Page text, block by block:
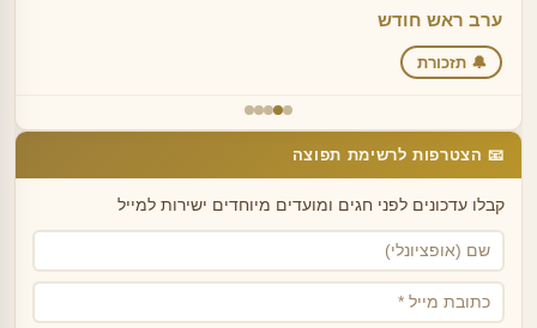
ערב ראש חודש
🔔 תזכורת
📧 הצטרפות לרשימת תפוצה
קבלו עדכונים לפני חגים ומועדים מיוחדים ישירות למייל